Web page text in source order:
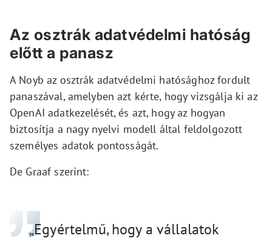
Az osztrák adatvédelmi hatóság
előtt a panasz
A Noyb az osztrák adatvédelmi hatósághoz fordult
panaszával, amelyben azt kérte, hogy vizsgálja ki az
OpenAI adatkezelését, és azt, hogy az hogyan
biztosítja a nagy nyelvi modell által feldolgozott
személyes adatok pontosságát.
De Graaf szerint:
„Egyértelmű, hogy a vállalatok